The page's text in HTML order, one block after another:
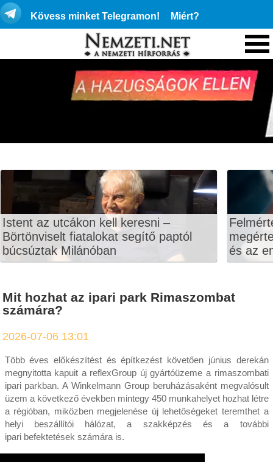
Kövess minket Telegramon! Miért?
Istent az utcákon kell keresni –
Börtönviselt fiatalokat segítő paptól
búcsúztak Milánóban
és az
Mit hozhat az ipari park Rimaszombat
számára?
2026-07-06 13:01
Több éves előkészítést és építkezést követően június derekán
megnyitotta kapuit a reflexGroup új gyártóüzeme a rimaszombati
ipari parkban. A Winkelmann Group beruházásaként megvalósult
üzem a következő években mintegy 450 munkahelyet hozhat létre
a régióban, miközben megjelenése új lehetőségeket teremthet a
helyi beszállítói hálózat, a szakképzés és a további
ipari befektetések számára is.